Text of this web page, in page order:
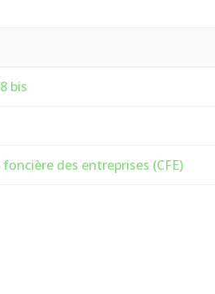
bis
des entreprises (CFE)